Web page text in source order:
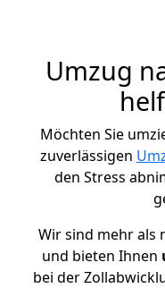
Umzug
Möchten Sie
zuverlässigen
den Stress
Wir sind mehr als
und bieten Ihnen
bei der